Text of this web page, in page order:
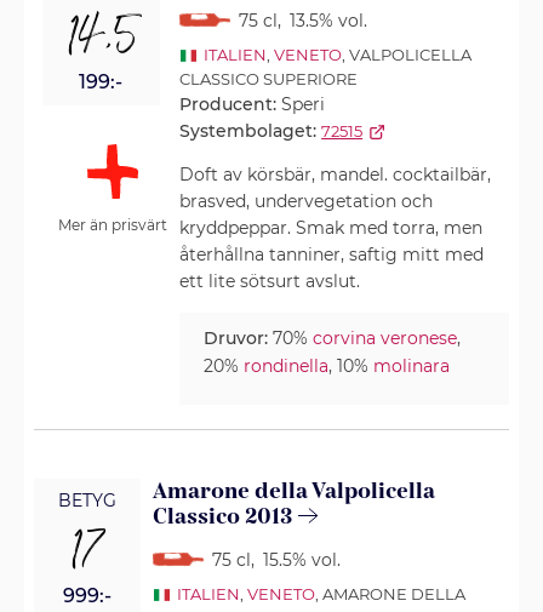
14,5
199:-
Mer än prisvärt
75 cl, 13.5% vol.
ITALIEN VENETO, VALPOLICELLA
CLASSICO SUPERIORE
Producent:Speri
Systembolaget: 72515
Doft av körsbär, mandel. cocktailbär,
brasved, undervegetation och
kryddpeppar. Smak med torra, men
återhållna tanniner, saftig mitt med
ett lite sötsurt avslut.
Druvor: 70%corvina veronese,
20% rondinella, 10% molinara
BETYG
17
999:-
Amarone della Valpolicella
Classico 2013
75 cl, 15.5% vol.
ITALIEN VENETO, AMARONE DELLA